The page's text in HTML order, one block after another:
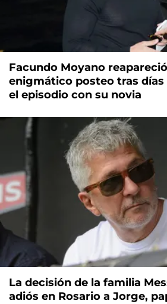
Facundo Moyano
enigmático posteo tras días
el episodio con su novia
La decisión de la familia
adiós en Rosario a Jorge,